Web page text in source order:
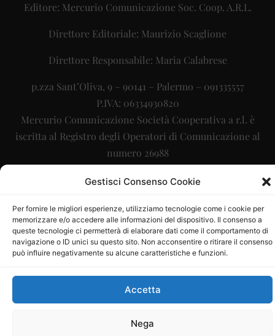
Gestisci Consenso Cookie
Per fornire le migliori esperienze, utilizziamo tecnologie come i cookie per
memorizzare e/o accedere alle informazioni del dispositivo. Il consenso a
queste tecnologie ci permetterà di elaborare dati come il comportamento di
navigazione o ID unici su questo sito. Non acconsentire o ritirare il consenso
può influire negativamente su alcune caratteristiche e funzioni.
Accetta
Nega
Editore: Mercurio Comunicazione Soc. Coop. A.R.L.
Direttore Editoriale: Maurizio Scaglione
Direttore Responsabile: Maria Calabrese
p.zza Sant’Oliva, 9 – 90141 – Palermo – 091335557
P.IVA: 06334930820
Mercurio Comunicazione Società Cooperativa a r.l. è
iscritta al Registro degli Operatori di Comunicazione al
numero 26988
Sito gestito daLa Digitale srl–info@ladigitale.it